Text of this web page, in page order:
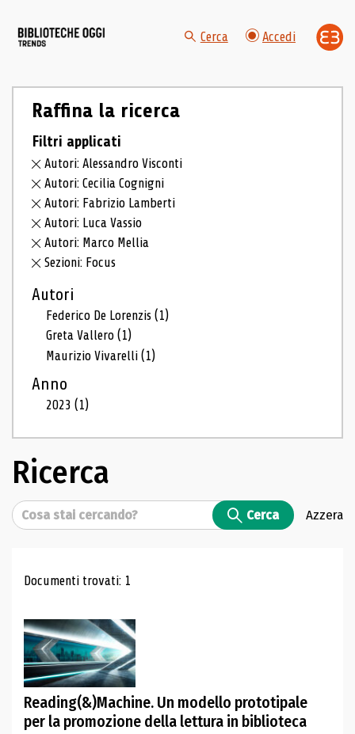
Cerca Accedi
Raffina la ricerca
Filtri applicati
Autori: Alessandro Visconti
Autori: Cecilia Cognigni
Autori: Fabrizio Lamberti
Autori: Luca Vassio
Autori: Marco Mellia
Sezioni: Focus
Autori
Federico De Lorenzis(1)
Greta Vallero(1)
Maurizio Vivarelli(1)
Anno
2023(1)
Ricerca
Cerca Cerca Azzera
Risultati di ricerca
Documenti trovati: 1
Reading(&)Machine. Un modello prototipale
per la promozione della lettura in biblioteca